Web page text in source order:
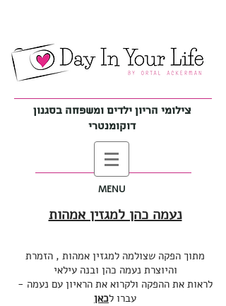
צילומי הריון ילדים ומשפחה בסגנון
דוקומנטרי
MENU
נעמה כהן למגזין אמהות
מתוך הפקה שצולמה למגזין אמהות , הזמרת
והיוצרת נעמה כהן ובנה עילאי
לראות את ההפקה ולקרוא את הראיון עם נעמה -
עברו לכאן